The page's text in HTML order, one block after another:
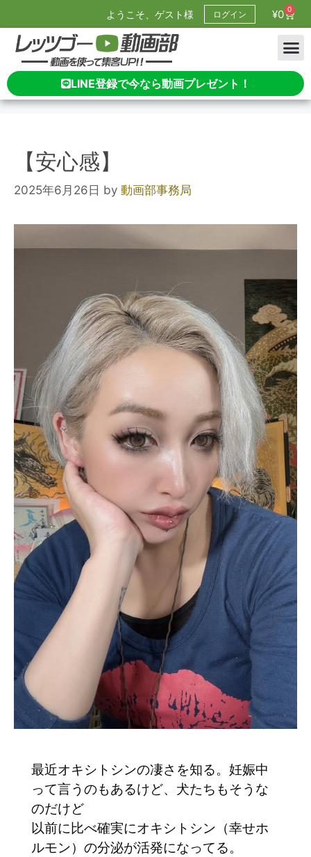
ようこそ、ゲスト様 ログイン ¥0 0
LINE登録で今なら動画プレゼント！
【安心感】
2025年6月26日 by 動画部事務局
最近オキシトシンの凄さを知る。妊娠中
って言うのもあるけど、犬たちもそうな
のだけど
以前に比べ確実にオキシトシン（幸せホ
ルモン）の分泌が活発になってる。